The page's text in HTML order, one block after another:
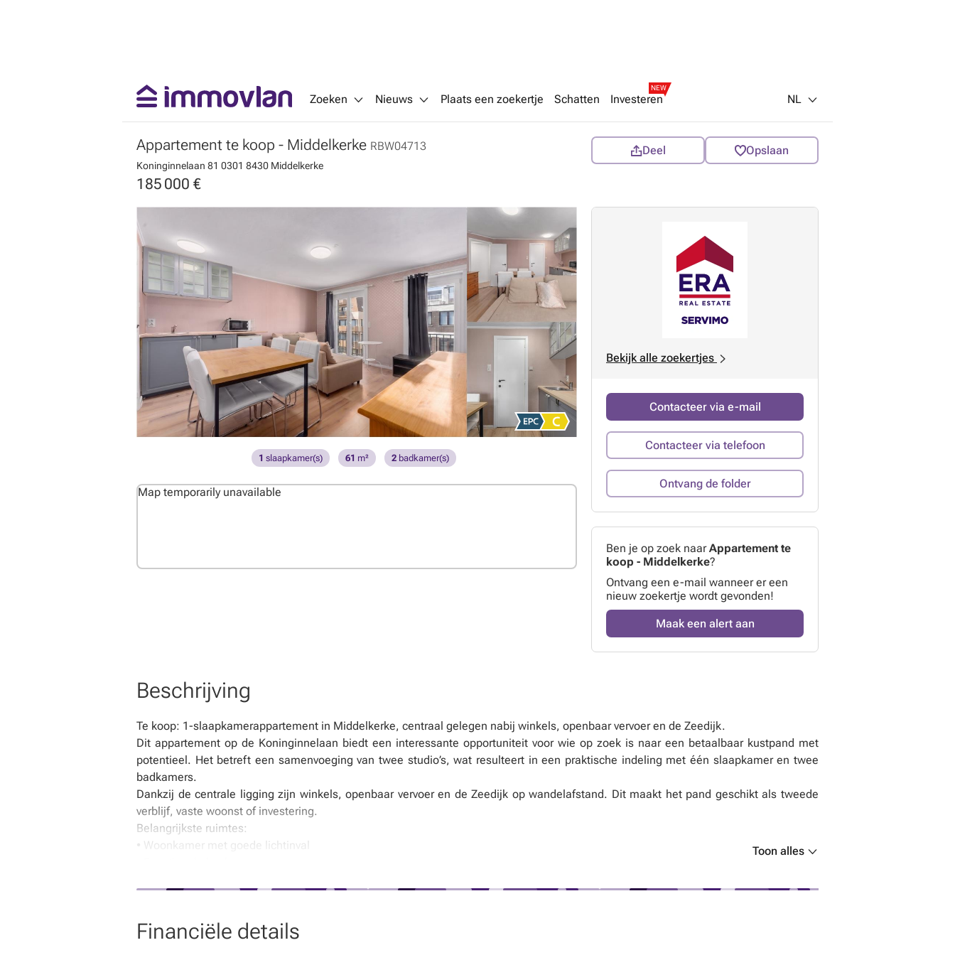
Zoeken Nieuws Plaats een zoekertje Schatten Investeren
NEW
NL
Appartement te koop - Middelkerke RBW04713
Koninginnelaan 81 0301 8430 Middelkerke
185 000 €
Deel Opslaan
1 slaapkamer(s) 61 m² 2 badkamer(s)
Map temporarily unavailable
Bekijk alle zoekertjes
Contacteer via e-mail
Contacteer via telefoon
Ontvang de folder
Ben je op zoek naarAppartement te
koop - Middelkerke?
Ontvang een e-mail wanneer er een
nieuw zoekertje wordt gevonden!
Maak een alert aan
Beschrijving
Te koop: 1-slaapkamerappartement in Middelkerke, centraal gelegen nabij winkels, openbaar vervoer en de Zeedijk.
Dit appartement op de Koninginnelaan biedt een interessante opportuniteit voor wie op zoek is naar een betaalbaar kustpand met
potentieel. Het betreft een samenvoeging van twee studio’s, wat resulteert in een praktische indeling met één slaapkamer en twee
badkamers.
Dankzij de centrale ligging zijn winkels, openbaar vervoer en de Zeedijk op wandelafstand. Dit maakt het pand geschikt als tweede
verblijf, vaste woonst of investering.
Belangrijkste ruimtes:
• Woonkamer met goede lichtinval
• Centrale ligging in Middelkerke
Toon alles
Financiële details